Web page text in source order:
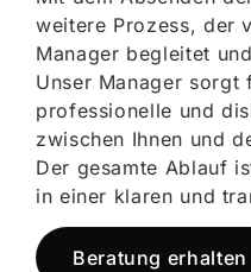
weitere Prozess, der
Manager begleitet
Unser Manager sorgt
professionelle und
zwischen Ihnen und
Der gesamte Ablauf
in einer klaren und
Beratung erhalten